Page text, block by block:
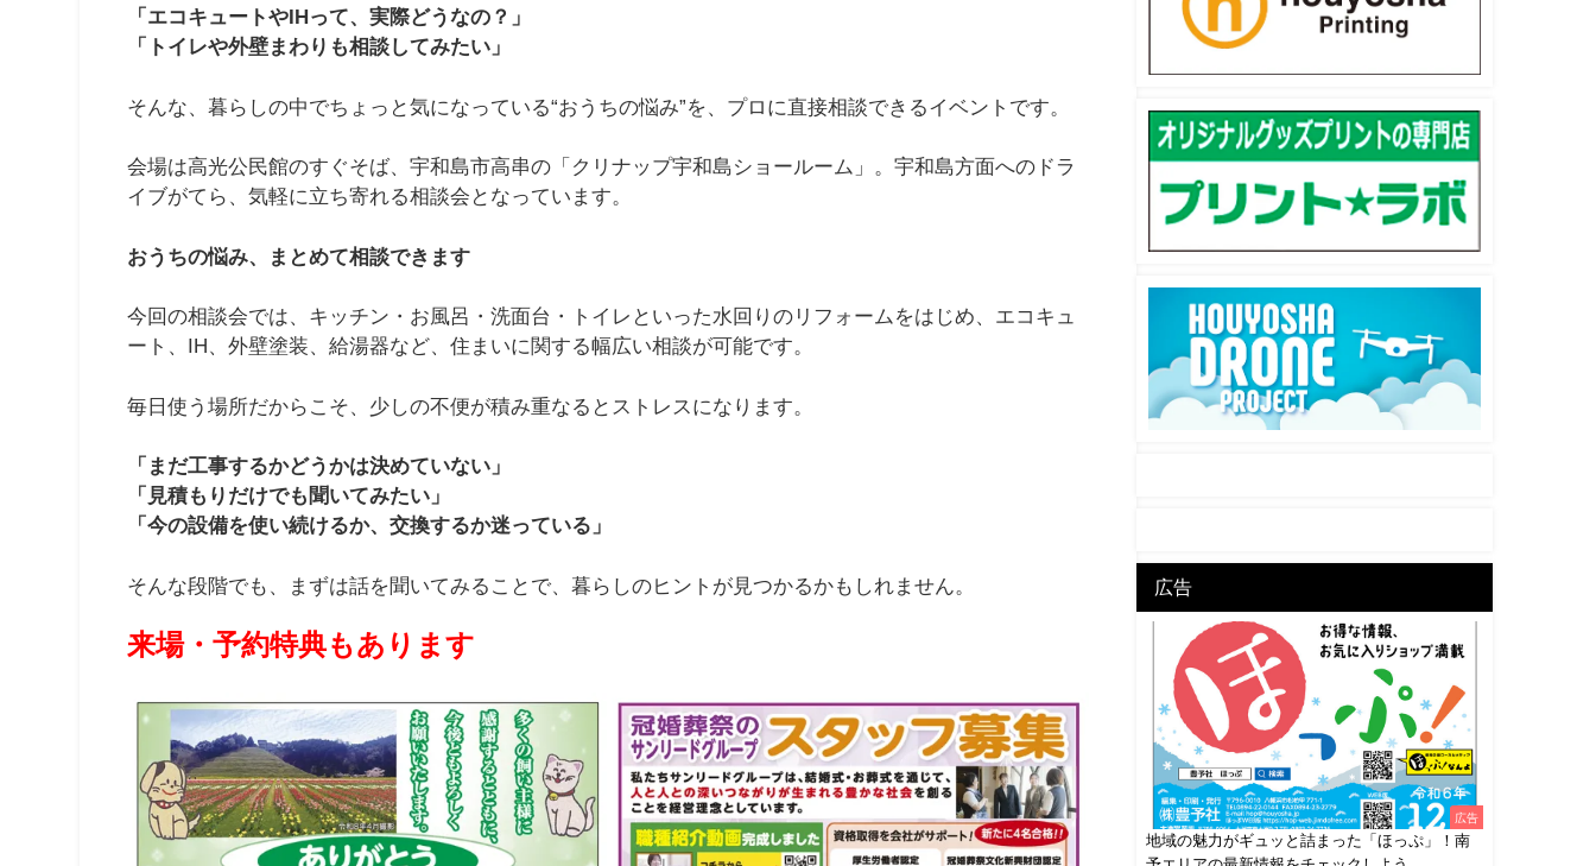
「エコキュートやIHって、実際どうなの？」
「トイレや外壁まわりも相談してみたい」
そんな、暮らしの中でちょっと気になっている“おうちの悩み”を、プロに直接相談できるイベントです。
会場は高光公民館のすぐそば、宇和島市高串の「クリナップ宇和島ショールーム」。宇和島方面へのドラ
イブがてら、気軽に立ち寄れる相談会となっています。
おうちの悩み、まとめて相談できます
今回の相談会では、キッチン・お風呂・洗面台・トイレといった水回りのリフォームをはじめ、エコキュ
ート、IH、外壁塗装、給湯器など、住まいに関する幅広い相談が可能です。
毎日使う場所だからこそ、少しの不便が積み重なるとストレスになります。
「まだ工事するかどうかは決めていない」
「見積もりだけでも聞いてみたい」
「今の設備を使い続けるか、交換するか迷っている」
そんな段階でも、まずは話を聞いてみることで、暮らしのヒントが見つかるかもしれません。
来場・予約特典もあります
広告
広告
地域の魅力がギュッと詰まった「ほっぷ」！南